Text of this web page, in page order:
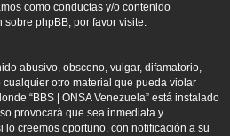
como conductas y/o contenido
phpBB, por favor visite:
abusivo, obsceno, vulgar, difamatorio,
otro material que pueda violar
“BBS | ONSA Venezuela” está instalado
provocará que sea inmediata y
lo creemos oportuno, con notificación a su